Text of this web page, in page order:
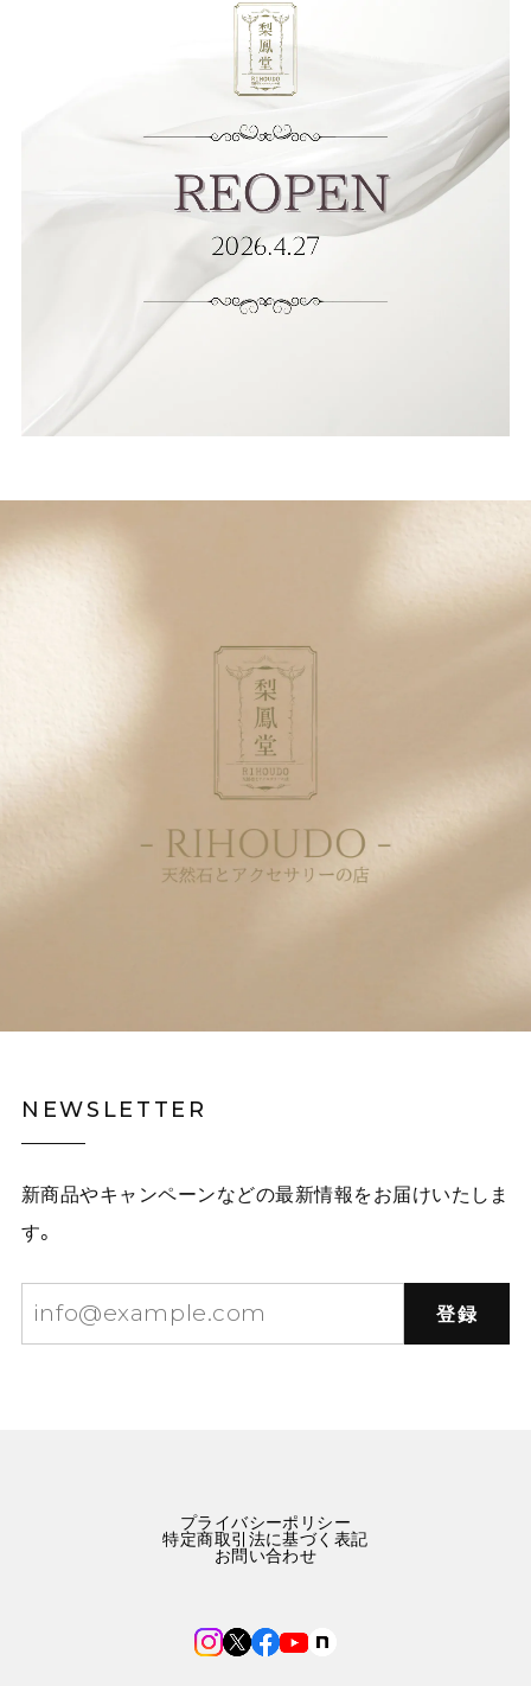
NEWSLETTER
新商品やキャンペーンなどの最新情報をお届けいたしま
す。
登録
プライバシーポリシー
特定商取引法に基づく表記
お問い合わせ